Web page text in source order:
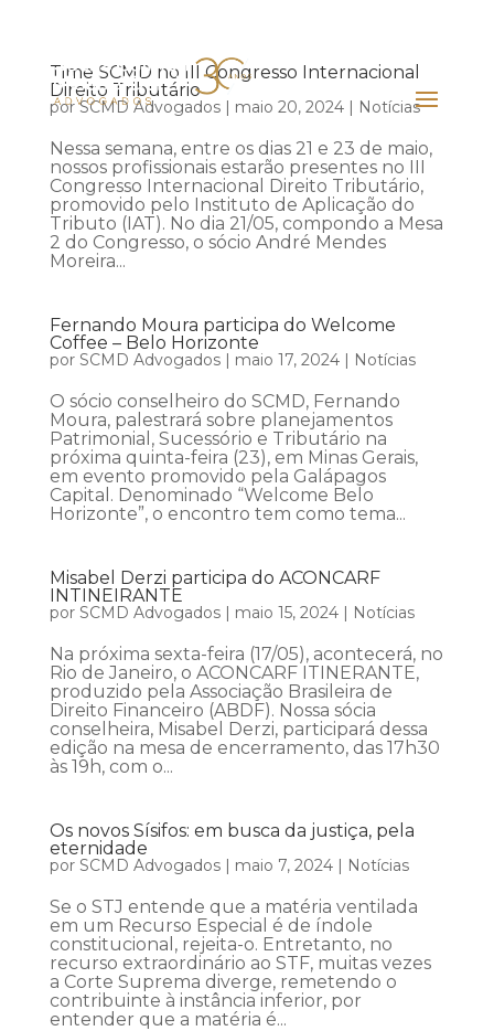
Time SCMD no III Congresso Internacional
Direito Tributário
porSCMD Advogados| maio 20, 2024| Notícias
Nessa semana, entre os dias 21 e 23 de maio,
nossos profissionais estarão presentes no III
Congresso Internacional Direito Tributário,
promovido pelo Instituto de Aplicação do
Tributo (IAT). No dia 21/05, compondo a Mesa
2 do Congresso, o sócio André Mendes
Moreira...
Fernando Moura participa do Welcome
Coffee – Belo Horizonte
por SCMD Advogados| maio 17, 2024| Notícias
O sócio conselheiro do SCMD, Fernando
Moura, palestrará sobre planejamentos
Patrimonial, Sucessório e Tributário na
próxima quinta-feira (23), em Minas Gerais,
em evento promovido pela Galápagos
Capital. Denominado “Welcome Belo
Horizonte”, o encontro tem como tema...
Misabel Derzi participa do ACONCARF
INTINEIRANTE
por SCMD Advogados| maio 15, 2024| Notícias
Na próxima sexta-feira (17/05), acontecerá, no
Rio de Janeiro, o ACONCARF ITINERANTE,
produzido pela Associação Brasileira de
Direito Financeiro (ABDF). Nossa sócia
conselheira, Misabel Derzi, participará dessa
edição na mesa de encerramento, das 17h30
às 19h, com o...
Os novos Sísifos: em busca da justiça, pela
eternidade
por SCMD Advogados| maio 7, 2024| Notícias
Se o STJ entende que a matéria ventilada
em um Recurso Especial é de índole
constitucional, rejeita-o. Entretanto, no
recurso extraordinário ao STF, muitas vezes
a Corte Suprema diverge, remetendo o
contribuinte à instância inferior, por
entender que a matéria é...